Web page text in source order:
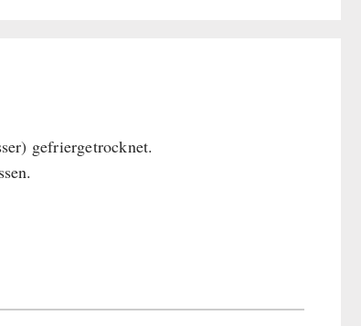
gefriergetrocknet.